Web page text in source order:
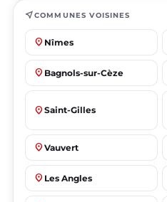
near_meCOMMUNES VOISINES
place Nîmes
place Bagnols-sur-Cèze
place Saint-Gilles
place Vauvert
place Les Angles